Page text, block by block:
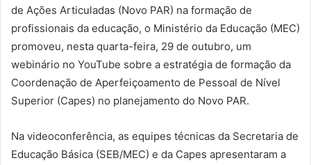
de Ações Articuladas (Novo PAR) na formação de
profissionais da educação, o Ministério da Educação (MEC)
promoveu, nesta quarta-feira, 29 de outubro, um
webinário no YouTube sobre a estratégia de formação da
Coordenação de Aperfeiçoamento de Pessoal de Nível
Superior (Capes) no planejamento do Novo PAR.
Na videoconferência, as equipes técnicas da Secretaria de
Educação Básica (SEB/MEC) e da Capes apresentaram a